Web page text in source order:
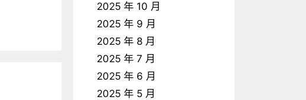
2025 年 10 月
2025 年 9 月
2025 年 8 月
2025 年 7 月
2025 年 6 月
2025 年 5 月